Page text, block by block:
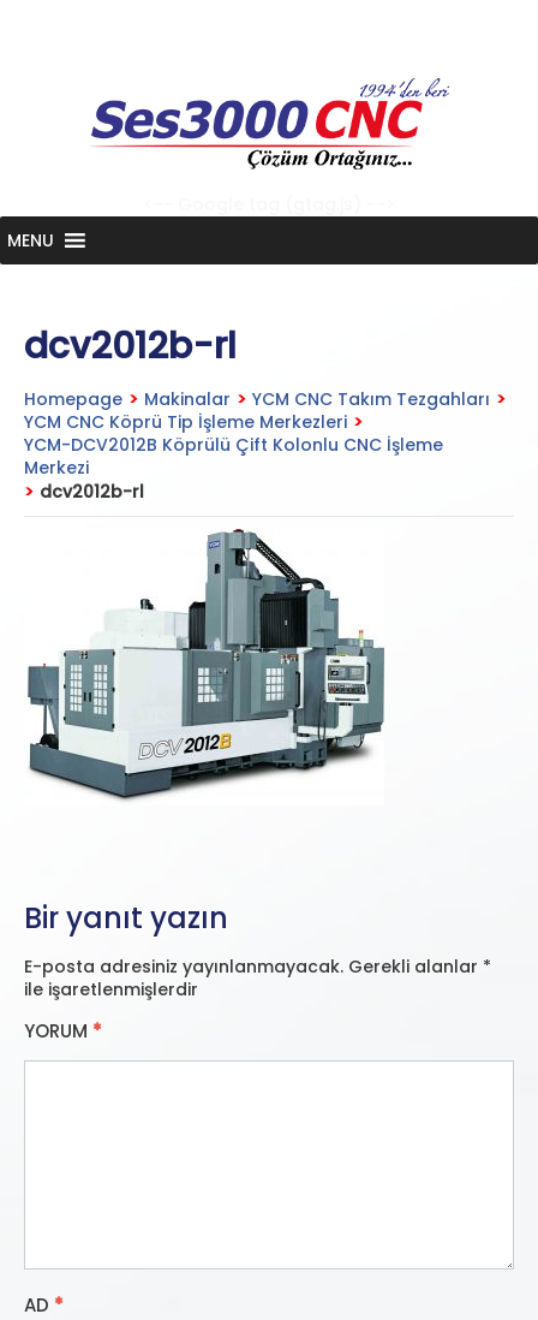
content
MENU
dcv2012b-rl
Homepage > Makinalar > YCM CNC Takım Tezgahları >
YCM CNC Köprü Tip İşleme Merkezleri >
YCM-DCV2012B Köprülü Çift Kolonlu CNC İşleme
Merkezi
> dcv2012b-rl
Bir yanıt yazın
E-posta adresiniz yayınlanmayacak. Gerekli alanlar *
ile işaretlenmişlerdir
YORUM *
AD *